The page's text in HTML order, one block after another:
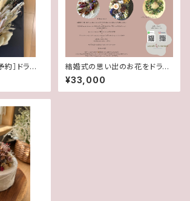
］ドライフ
ーケ
結婚式の思い出のお花をドライ
フラワーでお届けするサービス
¥33,000